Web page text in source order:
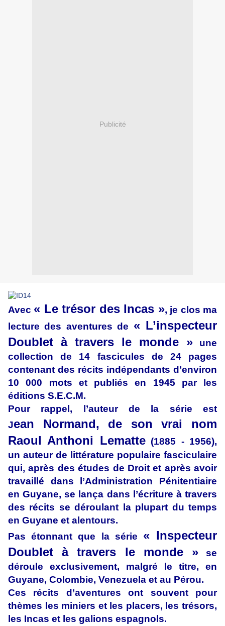
Publicité
Avec « Le trésor des Incas », je clos ma
lecture des aventures de « L’inspecteur
Doublet à travers le monde » une
collection de 14 fascicules de 24 pages
contenant des récits indépendants d’environ
10 000 mots et publiés en 1945 par les
éditions S.E.C.M.
Pour rappel, l’auteur de la série est
Jean Normand, de son vrai nom
Raoul Anthoni Lematte(1885 - 1956),
un auteur de littérature populaire fasciculaire
qui, après des études de Droit et après avoir
travaillé dans l’Administration Pénitentiaire
en Guyane, se lança dans l’écriture à travers
des récits se déroulant la plupart du temps
en Guyane et alentours.
Pas étonnant que la série « Inspecteur
Doublet à travers le monde »se
déroule exclusivement, malgré le titre, en
Guyane, Colombie, Venezuela et au Pérou.
Ces récits d’aventures ont souvent pour
thèmes les miniers et les placers, les trésors,
les Incas et les galions espagnols.